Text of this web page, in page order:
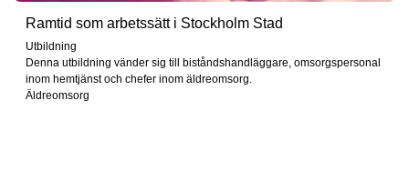
Ramtid som arbetssätt i Stockholm Stad
Utbildning
Denna utbildning vänder sig till biståndshandläggare, omsorgspersonal
inom hemtjänst och chefer inom äldreomsorg.
Äldreomsorg